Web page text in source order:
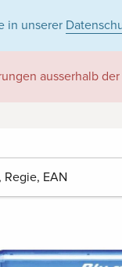
in unserer
ausserhalb